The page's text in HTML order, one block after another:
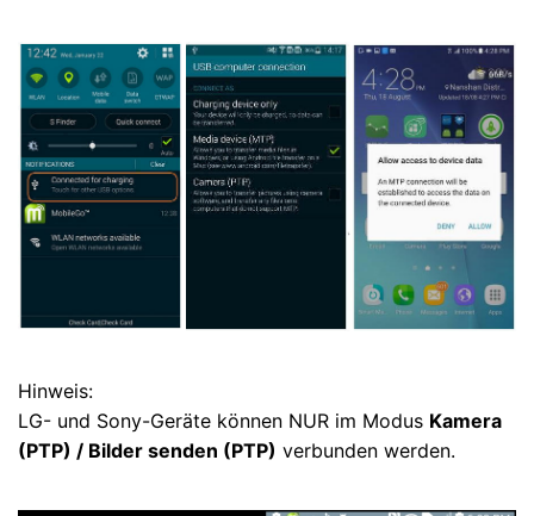
Hinweis:
LG- und Sony-Geräte können NUR im Modus Kamera
(PTP) / Bilder senden (PTP) verbunden werden.